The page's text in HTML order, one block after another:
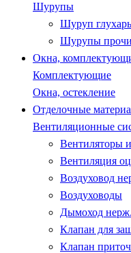
Шурупы
Шуруп глухарь
Шурупы
Окна,
Комплектующие
Окна, остекление
Отделочные
Вентиляционные
Вентиляторы
Вентиляция
Воздуховод
Воздуховоды
Дымоход нерж.
Клапан для
Клапан